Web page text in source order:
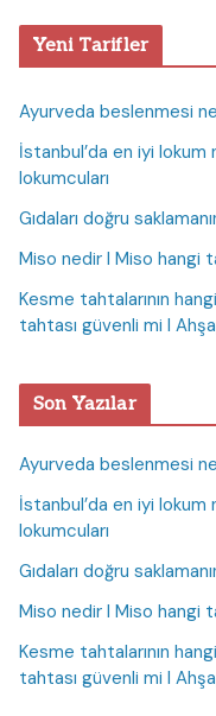
Yeni Tarifler
Ayurveda beslenmesi
İstanbul’da en iyi lokum
lokumcuları
Gıdaları doğru
Miso nedir I Miso hangi
Kesme tahtalarının
tahtası güvenli mi I
Son Yazılar
Ayurveda beslenmesi
İstanbul’da en iyi lokum
lokumcuları
Gıdaları doğru
Miso nedir I Miso hangi
Kesme tahtalarının
tahtası güvenli mi I